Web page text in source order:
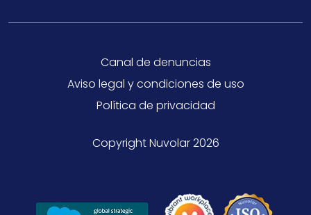
Canal de denuncias
Aviso legal y condiciones de uso
Política de privacidad
Copyright Nuvolar 2026